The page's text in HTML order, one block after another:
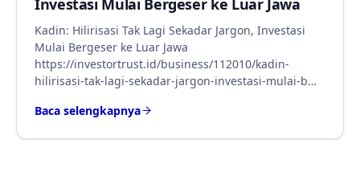
Investasi Mulai Bergeser ke Luar Jawa
Kadin: Hilirisasi Tak Lagi Sekadar Jargon, Investasi
Mulai Bergeser ke Luar Jawa
https://investortrust.id/business/112010/kadin-
hilirisasi-tak-lagi-sekadar-jargon-investasi-mulai-b…
Baca selengkapnya